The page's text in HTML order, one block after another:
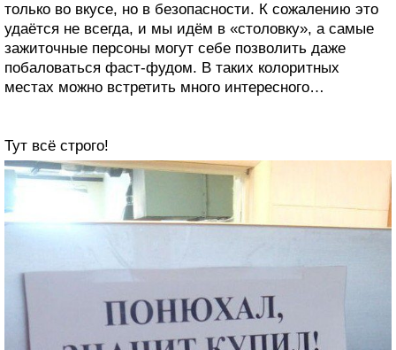
только во вкусе, но в безопасности. К сожалению это
удаётся не всегда, и мы идём в «столовку», а самые
зажиточные персоны могут себе позволить даже
побаловаться фаст-фудом. В таких колоритных
местах можно встретить много интересного…
Тут всё строго!